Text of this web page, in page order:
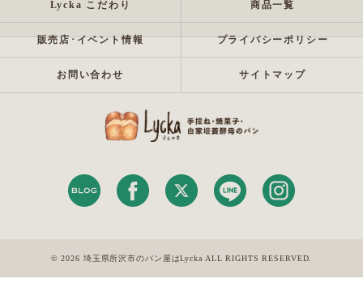
Lycka こだわり 商品一覧
販売店･イベント情報 プライバシーポリシー
お問い合わせ サイトマップ
© 2026 埼玉県所沢市のパン屋はLycka ALL RIGHTS RESERVED.